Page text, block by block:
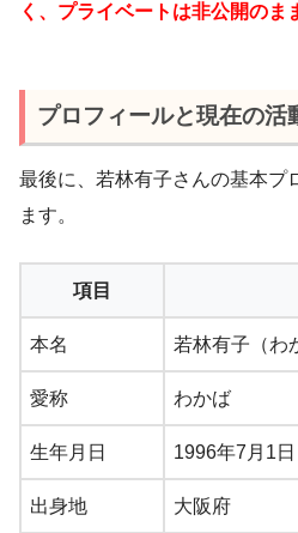
く、プライベートは非公開のま
プロフィールと現在の活
最後に、若林有子さんの基本プ
ます。
項目
本名 若林有子（わ
愛称 わかば
生年月日 1996年7月1日
出身地 大阪府